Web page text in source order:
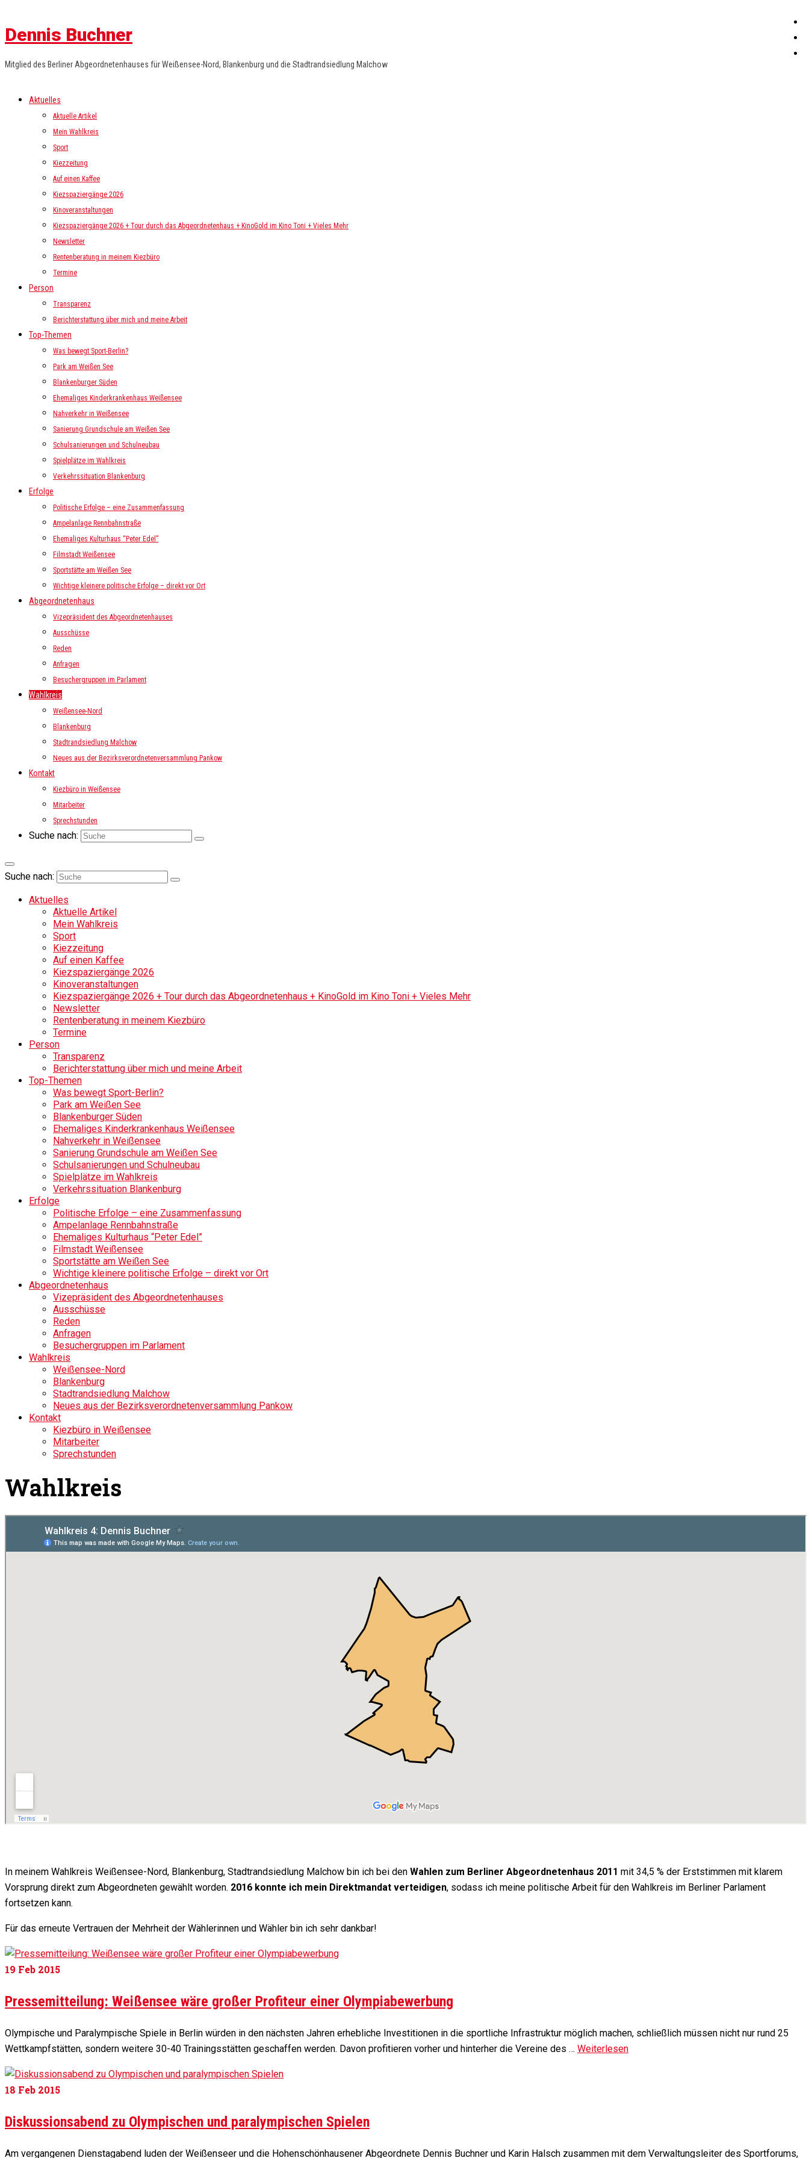
Dennis Buchner
Mitglied des Berliner Abgeordnetenhauses für Weißensee-Nord, Blankenburg und die Stadtrandsiedlung Malchow
Aktuelles
Aktuelle Artikel
Mein Wahlkreis
Sport
Kiezzeitung
Auf einen Kaffee
Kiezspaziergänge 2026
Kinoveranstaltungen
Kiezspaziergänge 2026 + Tour durch das Abgeordnetenhaus + KinoGold im Kino Toni + Vieles Mehr
Newsletter
Rentenberatung in meinem Kiezbüro
Termine
Person
Transparenz
Berichterstattung über mich und meine Arbeit
Top-Themen
Was bewegt Sport-Berlin?
Park am Weißen See
Blankenburger Süden
Ehemaliges Kinderkrankenhaus Weißensee
Nahverkehr in Weißensee
Sanierung Grundschule am Weißen See
Schulsanierungen und Schulneubau
Spielplätze im Wahlkreis
Verkehrssituation Blankenburg
Erfolge
Politische Erfolge – eine Zusammenfassung
Ampelanlage Rennbahnstraße
Ehemaliges Kulturhaus “Peter Edel”
Filmstadt Weißensee
Sportstätte am Weißen See
Wichtige kleinere politische Erfolge – direkt vor Ort
Abgeordnetenhaus
Vizepräsident des Abgeordnetenhauses
Ausschüsse
Reden
Anfragen
Besuchergruppen im Parlament
Wahlkreis
Weißensee-Nord
Blankenburg
Stadtrandsiedlung Malchow
Neues aus der Bezirksverordnetenversammlung Pankow
Kontakt
Kiezbüro in Weißensee
Mitarbeiter
Sprechstunden
Suche nach:
Suche nach:
Aktuelles
Aktuelle Artikel
Mein Wahlkreis
Sport
Kiezzeitung
Auf einen Kaffee
Kiezspaziergänge 2026
Kinoveranstaltungen
Kiezspaziergänge 2026 + Tour durch das Abgeordnetenhaus + KinoGold im Kino Toni + Vieles Mehr
Newsletter
Rentenberatung in meinem Kiezbüro
Termine
Person
Transparenz
Berichterstattung über mich und meine Arbeit
Top-Themen
Was bewegt Sport-Berlin?
Park am Weißen See
Blankenburger Süden
Ehemaliges Kinderkrankenhaus Weißensee
Nahverkehr in Weißensee
Sanierung Grundschule am Weißen See
Schulsanierungen und Schulneubau
Spielplätze im Wahlkreis
Verkehrssituation Blankenburg
Erfolge
Politische Erfolge – eine Zusammenfassung
Ampelanlage Rennbahnstraße
Ehemaliges Kulturhaus “Peter Edel”
Filmstadt Weißensee
Sportstätte am Weißen See
Wichtige kleinere politische Erfolge – direkt vor Ort
Abgeordnetenhaus
Vizepräsident des Abgeordnetenhauses
Ausschüsse
Reden
Anfragen
Besuchergruppen im Parlament
Wahlkreis
Weißensee-Nord
Blankenburg
Stadtrandsiedlung Malchow
Neues aus der Bezirksverordnetenversammlung Pankow
Kontakt
Kiezbüro in Weißensee
Mitarbeiter
Sprechstunden
Wahlkreis
In meinem Wahlkreis Weißensee-Nord, Blankenburg, Stadtrandsiedlung Malchow bin ich bei den Wahlen zum Berliner Abgeordnetenhaus 2011 mit 34,5 % der Erststimmen mit klarem
Vorsprung direkt zum Abgeordneten gewählt worden. 2016 konnte ich mein Direktmandat verteidigen, sodass ich meine politische Arbeit für den Wahlkreis im Berliner Parlament
fortsetzen kann.
Für das erneute Vertrauen der Mehrheit der Wählerinnen und Wähler bin ich sehr dankbar!
19 Feb 2015
Pressemitteilung: Weißensee wäre großer Profiteur einer Olympiabewerbung
Olympische und Paralympische Spiele in Berlin würden in den nächsten Jahren erhebliche Investitionen in die sportliche Infrastruktur möglich machen, schließlich müssen nicht nur rund 25
Wettkampfstätten, sondern weitere 30-40 Trainingsstätten geschaffen werden. Davon profitieren vorher und hinterher die Vereine des … Weiterlesen
18 Feb 2015
Diskussionsabend zu Olympischen und paralympischen Spielen
Am vergangenen Dienstagabend luden der Weißenseer und die Hohenschönhausener Abgeordnete Dennis Buchner und Karin Halsch zusammen mit dem Verwaltungsleiter des Sportforums,